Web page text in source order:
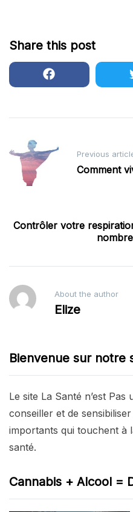
Share this post
Post
navigation
Previous
Comment
Contrôler votre
About the author
Elize
Bienvenue sur notre
Le site La Santé n’est
conseiller et de
importants qui touchent à
santé.
Cannabis + Alcool =